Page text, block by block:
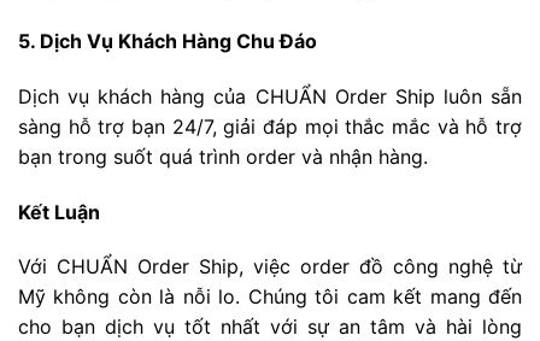
5. Dịch Vụ Khách Hàng Chu Đáo
Dịch vụ khách hàng của CHUẨN Order Ship luôn sẵn
sàng hỗ trợ bạn 24/7, giải đáp mọi thắc mắc và hỗ trợ
bạn trong suốt quá trình order và nhận hàng.
Kết Luận
Với CHUẨN Order Ship, việc order đồ công nghệ từ
Mỹ không còn là nỗi lo. Chúng tôi cam kết mang đến
cho bạn dịch vụ tốt nhất với sự an tâm và hài lòng